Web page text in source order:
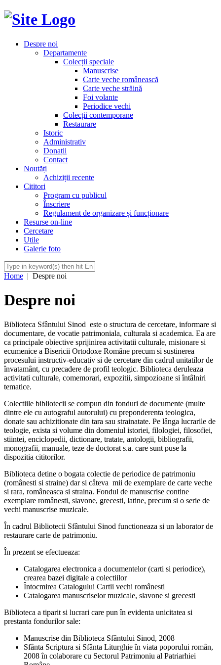
Despre noi
Departamente
Colecții speciale
Manuscrise
Carte veche românească
Carte veche străină
Foi volante
Periodice vechi
Colecții contemporane
Restaurare
Istoric
Administrativ
Donații
Contact
Noutăți
Achiziții recente
Cititori
Program cu publicul
Înscriere
Regulament de organizare și funcționare
Resurse on-line
Cercetare
Utile
Galerie foto
Home | Despre noi
Despre noi
Biblioteca Sfântului Sinod este o structura de cercetare, informare si
documentare, de vocatie patrimoniala, culturala si academica. Ea are
ca principale obiective sprijinirea activitatii culturale, misionare si
ecumenice a Bisericii Ortodoxe Române precum si sustinerea
procesului instructiv-educativ si de cercetare din cadrul unitatilor de
învatamânt, cu precadere de profil teologic. Biblioteca deruleaza
activitati culturale, comemorari, expozitii, simpozioane si întâlniri
tematice.
Colectiile bibliotecii se compun din fonduri de documente (multe
dintre ele cu autograful autorului) cu preponderenta teologica,
donate sau achizitionate din tara sau strainatate. Pe lânga lucrarile de
teologie, exista si volume din domeniul istoriei, filologiei, filosofiei,
stiintei, enciclopedii, dictionare, tratate, antologii, bibliografii,
monografii, manuale, teze de doctorat s.a. care sunt puse la
dispozitia cititorilor.
Biblioteca detine o bogata colectie de periodice de patrimoniu
(românesti si straine) dar si câteva mii de exemplare de carte veche
si rara, româneasca si straina. Fondul de manuscrise contine
exemplare românesti, slavone, grecesti, latine, precum si o serie de
vechi manuscrise muzicale.
În cadrul Bibliotecii Sfântului Sinod functioneaza si un laborator de
restaurare carte de patrimoniu.
În prezent se efectueaza:
Catalogarea electronica a documentelor (carti si periodice),
crearea bazei digitale a colectiilor
Întocmirea Catalogului Cartii vechi românesti
Catalogarea manuscriselor muzicale, slavone si grecesti
Biblioteca a tiparit si lucrari care pun în evidenta unicitatea si
prestanta fondurilor sale:
Manuscrise din Biblioteca Sfântului Sinod, 2008
Sfânta Scriptura si Sfânta Liturghie în viata poporului român,
2008 în colaborare cu Sectorul Patrimoniu al Patriarhiei